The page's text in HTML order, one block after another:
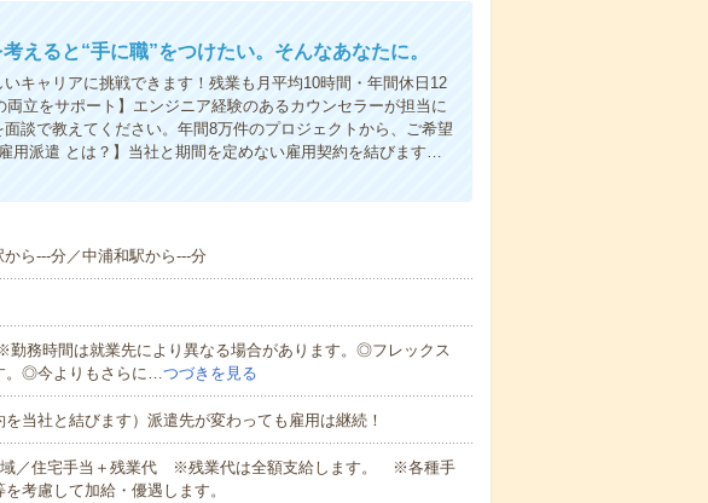
えると“手に職”をつけたい。そんなあなたに。
キャリアに挑戦できます！残業も月平均10時間・年間休日12
立をサポート】エンジニア経験のあるカウンセラーが担当に
談で教えてください。年間8万件のプロジェクトから、ご希望
用派遣 とは？】当社と期間を定めない雇用契約を結びます…
ら---分／中浦和駅から---分
勤務時間は就業先により異なる場合があります。◎フレックス
。◎今よりもさらに…つづきを見る
当社と結びます）派遣先が変わっても雇用は継続！
域／住宅手当＋残業代 ※残業代は全額支給します。 ※各種手
考慮して加給・優遇します。